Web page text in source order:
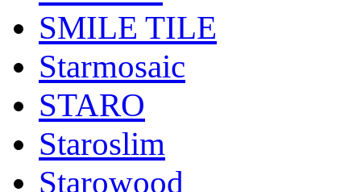
SMILE TILE
Starmosaic
STARO
Staroslim
Starowood